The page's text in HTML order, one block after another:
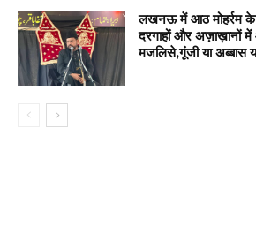
लखनऊ में आठ मोहर्रम के
दरगाहों और अज़ाख़ानों
मजलिसे,गूंजी या अब्बास